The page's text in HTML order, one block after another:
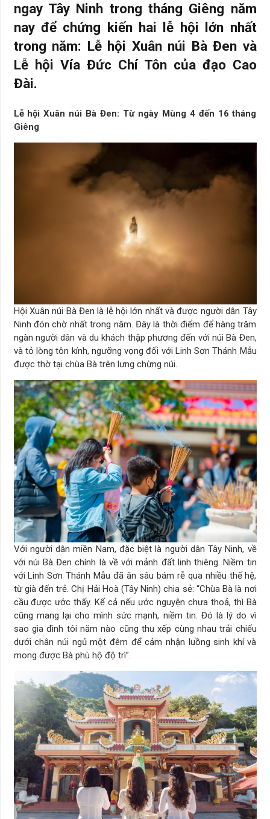
ngay Tây Ninh trong tháng Giêng năm
nay để chứng kiến hai lễ hội lớn nhất
trong năm: Lễ hội Xuân núi Bà Đen và
Lễ hội Vía Đức Chí Tôn của đạo Cao
Đài.
Lễ hội Xuân núi Bà Đen: Từ ngày Mùng 4 đến 16 tháng
Giêng
Hội Xuân núi Bà Đen là lễ hội lớn nhất và được người dân Tây
Ninh đón chờ nhất trong năm. Đây là thời điểm để hàng trăm
ngàn người dân và du khách thập phương đến với núi Bà Đen,
và tỏ lòng tôn kính, ngưỡng vọng đối với Linh Sơn Thánh Mẫu
được thờ tại chùa Bà trên lưng chừng núi.
Với người dân miền Nam, đặc biệt là người dân Tây Ninh, về
với núi Bà Đen chính là về với mảnh đất linh thiêng. Niềm tin
với Linh Sơn Thánh Mẫu đã ăn sâu bám rễ qua nhiều thế hệ,
từ già đến trẻ. Chị Hải Hoà (Tây Ninh) chia sẻ: “Chùa Bà là nơi
cầu được ước thấy. Kể cả nếu ước nguyện chưa thoả, thì Bà
cũng mang lại cho mình sức mạnh, niềm tin. Đó là lý do vì
sao gia đình tôi năm nào cũng thu xếp cùng nhau trải chiếu
dưới chân núi ngủ một đêm để cảm nhận luồng sinh khí và
mong được Bà phù hộ độ trì”.